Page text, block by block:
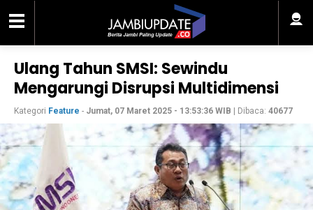
Ulang Tahun SMSI: Sewindu
Mengarungi Disrupsi Multidimensi
Kategori Feature - Jumat, 07 Maret 2025 - 13:53:36 WIB | Dibaca: 40677